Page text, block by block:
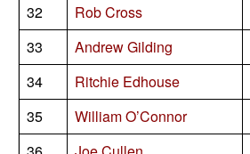
32
Rob Cross
33
Andrew Gilding
34
Ritchie Edhouse
35
William O’Connor